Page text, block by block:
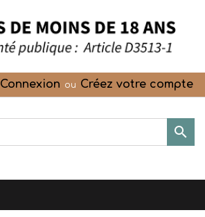
Connexion ou Créez votre compte
